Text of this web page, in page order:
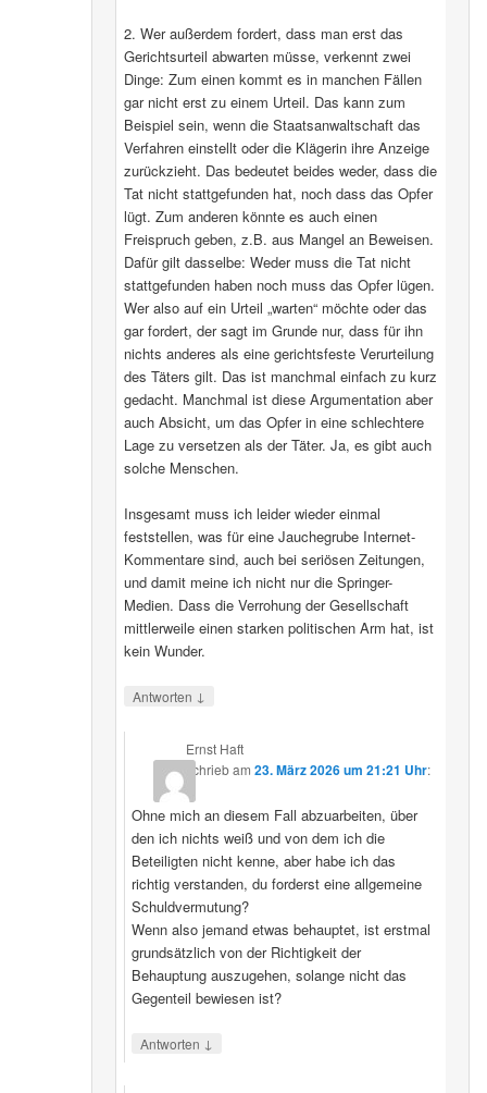
2. Wer außerdem fordert, dass man erst das
Gerichtsurteil abwarten müsse, verkennt zwei
Dinge: Zum einen kommt es in manchen Fällen
gar nicht erst zu einem Urteil. Das kann zum
Beispiel sein, wenn die Staatsanwaltschaft das
Verfahren einstellt oder die Klägerin ihre Anzeige
zurückzieht. Das bedeutet beides weder, dass die
Tat nicht stattgefunden hat, noch dass das Opfer
lügt. Zum anderen könnte es auch einen
Freispruch geben, z.B. aus Mangel an Beweisen.
Dafür gilt dasselbe: Weder muss die Tat nicht
stattgefunden haben noch muss das Opfer lügen.
Wer also auf ein Urteil „warten“ möchte oder das
gar fordert, der sagt im Grunde nur, dass für ihn
nichts anderes als eine gerichtsfeste Verurteilung
des Täters gilt. Das ist manchmal einfach zu kurz
gedacht. Manchmal ist diese Argumentation aber
auch Absicht, um das Opfer in eine schlechtere
Lage zu versetzen als der Täter. Ja, es gibt auch
solche Menschen.
Insgesamt muss ich leider wieder einmal
feststellen, was für eine Jauchegrube Internet-
Kommentare sind, auch bei seriösen Zeitungen,
und damit meine ich nicht nur die Springer-
Medien. Dass die Verrohung der Gesellschaft
mittlerweile einen starken politischen Arm hat, ist
kein Wunder.
Antworten ↓
Ernst Haft
schriebam23. März 2026 um 21:21 Uhr:
Ohne mich an diesem Fall abzuarbeiten, über
den ich nichts weiß und von dem ich die
Beteiligten nicht kenne, aber habe ich das
richtig verstanden, du forderst eine allgemeine
Schuldvermutung?
Wenn also jemand etwas behauptet, ist erstmal
grundsätzlich von der Richtigkeit der
Behauptung auszugehen, solange nicht das
Gegenteil bewiesen ist?
Antworten ↓